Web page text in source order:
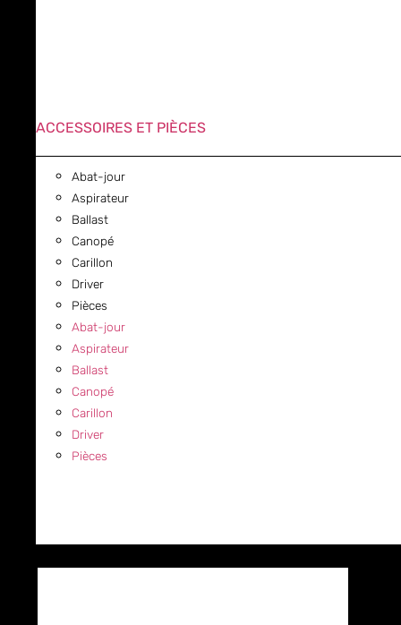
ACCESSOIRES ET PIÈCES
Abat-jour
Aspirateur
Ballast
Canopé
Carillon
Driver
Pièces
Abat-jour
Aspirateur
Ballast
Canopé
Carillon
Driver
Pièces